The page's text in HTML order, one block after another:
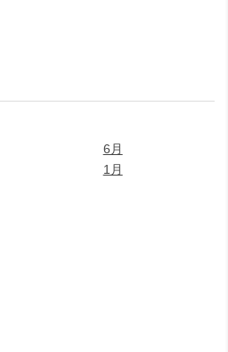
6月
1月